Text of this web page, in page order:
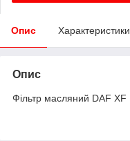
Опис Характеристики
Опис
Фільтр масляний DAF XF